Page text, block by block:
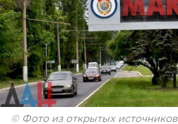
© Фото из открытых источников